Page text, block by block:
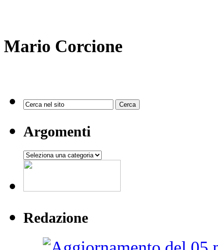
Mario Corcione
Argomenti
Argomenti
Redazione